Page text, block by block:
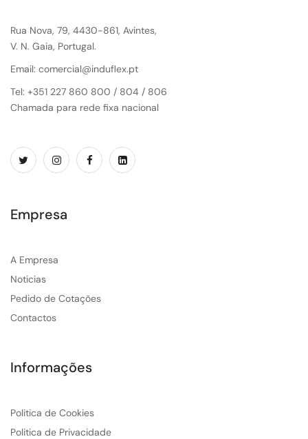
Rua Nova, 79, 4430-861, Avintes,
V. N. Gaia, Portugal.
Email: comercial@induflex.pt
Tel: +351 227 860 800 / 804 / 806
Chamada para rede fixa nacional
Empresa
A Empresa
Noticias
Pedido de Cotações
Contactos
Informações
Politica de Cookies
Politica de Privacidade